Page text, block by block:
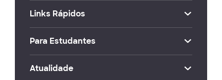
Links Rápidos
Para Estudantes
Atualidade